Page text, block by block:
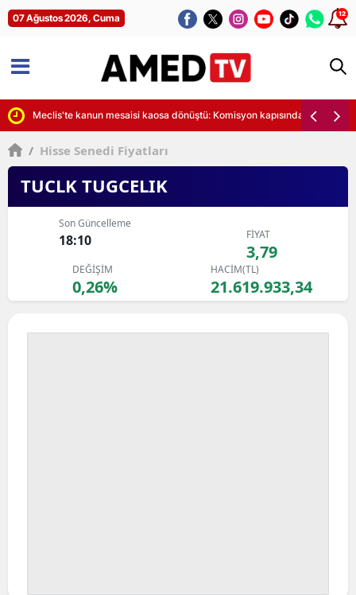
07 Ağustos 2026, Cuma 12
istikrarın yeni kalkanı olacak
Meclis'te kanun mesaisi kaosa dönüştü: Komisyon kapısında izdiham
/ Hisse Senedi Fiyatları
TUCLK TUGCELIK
Son Güncelleme
18:10 FİYAT
3,79
DEĞİŞİM
0,26%
HACİM(TL)
21.619.933,34